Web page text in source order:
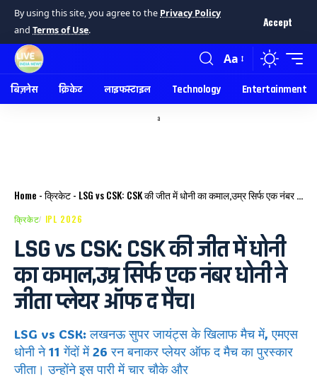
By using this site, you agree to the Privacy Policy
and Terms of Use.
Accept
Aa
बिज़नेस क्रिकेट लाइफस्टाइल Technology Entertainment
a
Home -क्रिकेट- LSG vs CSK: CSK की जीत में धोनी का कमाल,उम्र सिर्फ एक नंबर धोनी ने जीता प्लेयर ऑफ द मैच।
क्रिकेट IPL 2026
LSG vs CSK: CSK की जीत में धोनी
का कमाल,उम्र सिर्फ एक नंबर धोनी ने
जीता प्लेयर ऑफ द मैच।
LSG vs CSK: लखनऊ सुपर जायंट्स के खिलाफ मैच में, एमएस
धोनी ने 11 गेंदों में 26 रन बनाकर प्लेयर ऑफ द मैच का पुरस्कार
जीता। उन्होंने इस पारी में चार चौके और